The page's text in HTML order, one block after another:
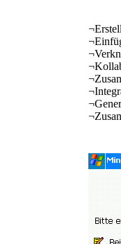
¬
¬
¬
¬
¬
¬
¬
¬